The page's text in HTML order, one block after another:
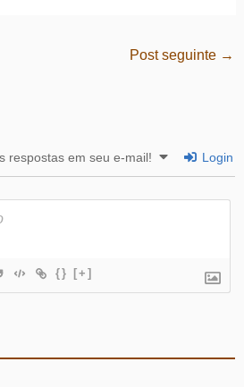
Post seguinte →
respostas em seu e-mail! Login
{} [+]